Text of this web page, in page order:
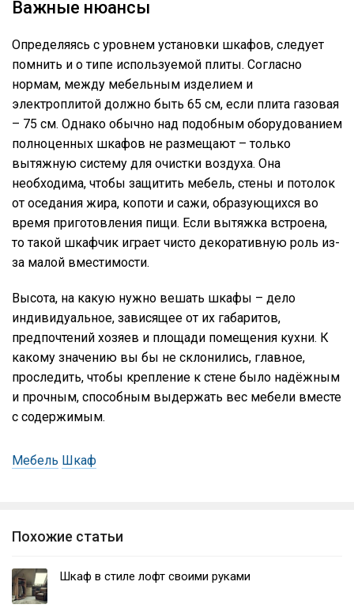
Важные нюансы
Определяясь с уровнем установки шкафов, следует
помнить и о типе используемой плиты. Согласно
нормам, между мебельным изделием и
электроплитой должно быть 65 см, если плита газовая
– 75 см. Однако обычно над подобным оборудованием
полноценных шкафов не размещают – только
вытяжную систему для очистки воздуха. Она
необходима, чтобы защитить мебель, стены и потолок
от оседания жира, копоти и сажи, образующихся во
время приготовления пищи. Если вытяжка встроена,
то такой шкафчик играет чисто декоративную роль из-
за малой вместимости.
Высота, на какую нужно вешать шкафы – дело
индивидуальное, зависящее от их габаритов,
предпочтений хозяев и площади помещения кухни. К
какому значению вы бы не склонились, главное,
проследить, чтобы крепление к стене было надёжным
и прочным, способным выдержать вес мебели вместе
с содержимым.
Мебель Шкаф
Похожие статьи
Шкаф в стиле лофт своими руками